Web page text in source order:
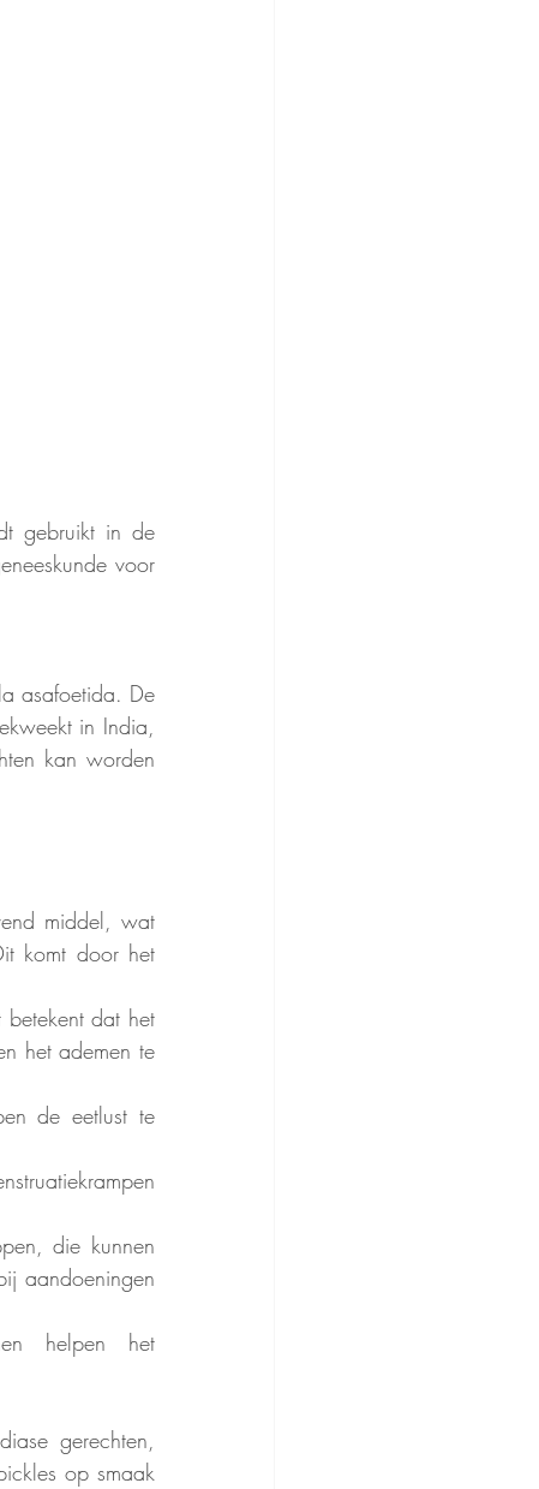
gebruikt in de
voor
asafoetida. De
in India,
kan worden
middel, wat
komt door het
dat het
het ademen te
de eetlust te
die kunnen
aandoeningen
helpen het
gerechten,
op smaak